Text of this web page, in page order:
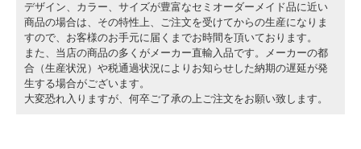
デザイン、カラー、サイズが豊富なセミオーダーメイド品に近い
商品の場合は、その特性上、ご注文を受けてからの生産になりま
すので、お客様のお手元に届くまでお時間を頂いております。
また、当店の商品の多くがメーカー直輸入品です。メーカーの都
合（生産状況）や税通過状況によりお知らせした納期の遅延が発
生する場合がございます。
大変恐れ入りますが、何卒ご了承の上ご注文をお願い致します。